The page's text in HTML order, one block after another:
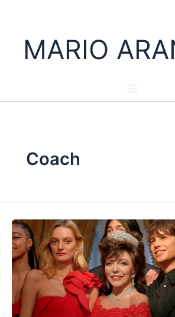
MARIO
Coach